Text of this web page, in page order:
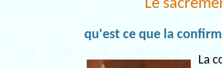
Le
qu'est ce que la
La